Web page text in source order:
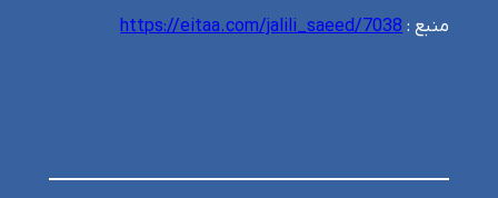
منبع :‌ https://eitaa.com/jalili_saeed/7038